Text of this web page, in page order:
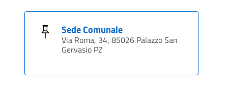
Sede Comunale
Via Roma, 34, 85026 Palazzo San
Gervasio PZ